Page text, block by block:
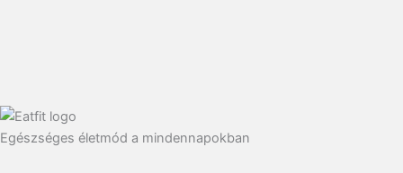
Egészséges életmód a mindennapokban